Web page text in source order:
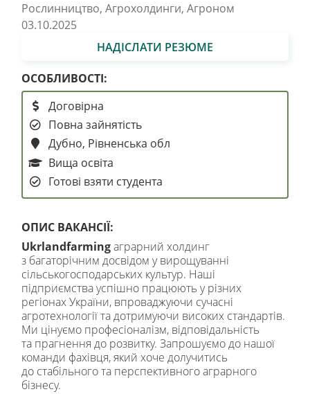
Рослинництво, Агрохолдинги, Агроном
03.10.2025
НАДІСЛАТИ РЕЗЮМЕ
ОСОБЛИВОСТІ:
Договірна
Повна зайнятість
Дубно, Рівненська обл
Вища освіта
Готові взяти студента
ОПИС ВАКАНСІЇ:
Ukrlandfarmingаграрний холдинг
з багаторічним досвідом у вирощуванні
сільськогосподарських культур. Наші
підприємства успішно працюють у різних
регіонах України, впроваджуючи сучасні
агротехнології та дотримуючи високих стандартів.
Ми цінуємо професіоналізм, відповідальність
та прагнення до розвитку. Запрошуємо до нашої
команди фахівця, який хоче долучитись
до стабільного та перспективного аграрного
бізнесу.